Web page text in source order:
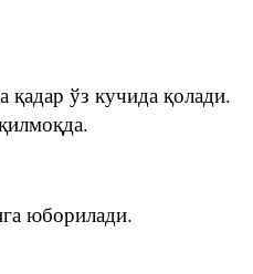
қадар ўз кучида қолади.
юборилади.